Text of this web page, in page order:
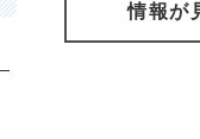
情報が